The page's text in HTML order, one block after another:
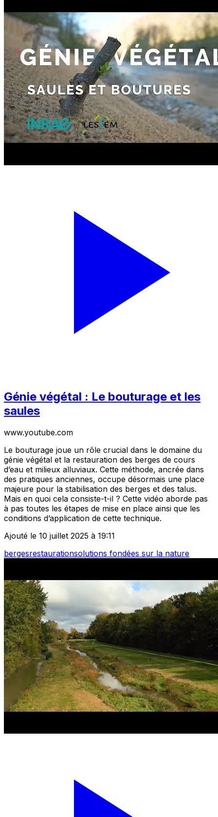
Génie végétal : Le bouturage et les
saules
www.youtube.com
Le bouturage joue un rôle crucial dans le domaine du
génie végétal et la restauration des berges de cours
d’eau et milieux alluviaux. Cette méthode, ancrée dans
des pratiques anciennes, occupe désormais une place
majeure pour la stabilisation des berges et des talus.
Mais en quoi cela consiste-t-il ? Cette vidéo aborde pas
à pas toutes les étapes de mise en place ainsi que les
conditions d’application de cette technique.
Ajouté le 10 juillet 2025 à 19:11
bergesrestaurationsolutions fondées sur la nature